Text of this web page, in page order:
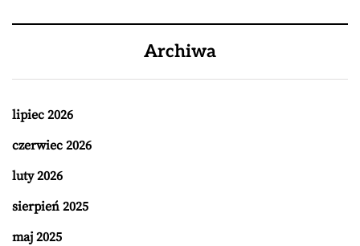
Archiwa
lipiec 2026
czerwiec 2026
luty 2026
sierpień 2025
maj 2025